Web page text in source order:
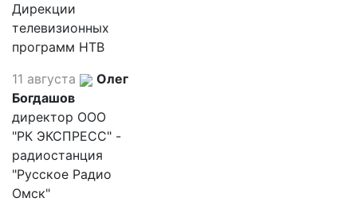
Дирекции
телевизионных
программ НТВ
11 августа
Олег
Богдашов
директор ООО
"РК ЭКСПРЕСС" -
радиостанция
"Русское Радио
Омск"